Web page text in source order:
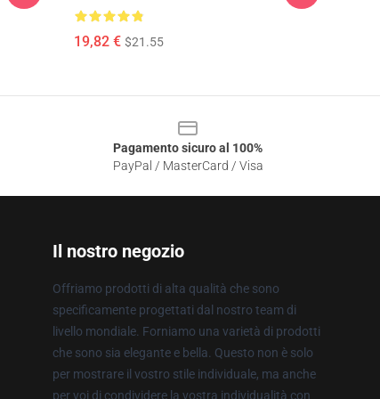
19,82 € $21.55
Pagamento sicuro al 100%
PayPal / MasterCard / Visa
Il nostro negozio
Offriamo prodotti di alta qualità che sono
specificamente progettati dal nostro team di
livello mondiale. Forniamo una varietà di prodotti
che sono sia elegante e bella. Questo non è solo
per mostrare il vostro stile individuale, ma anche
per voi di condividere la vostra individualità con